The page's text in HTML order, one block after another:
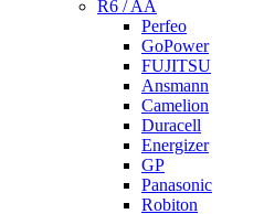
R6 / AA
Perfeo
GoPower
FUJITSU
Ansmann
Camelion
Duracell
Energizer
GP
Panasonic
Robiton